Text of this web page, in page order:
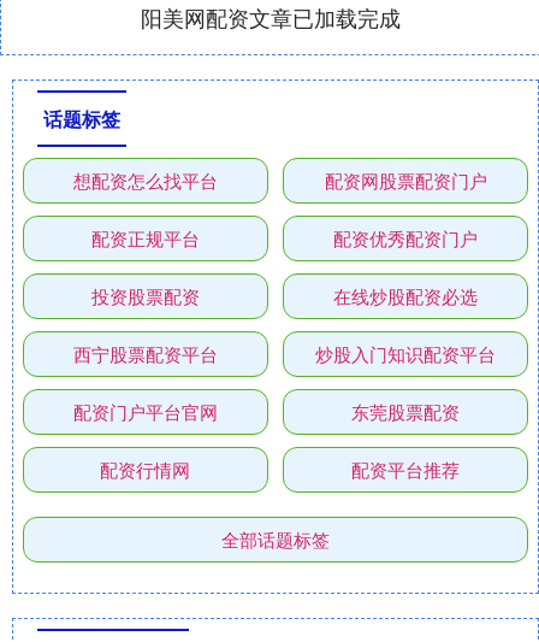
阳美网配资文章已加载完成
话题标签
想配资怎么找平台 配资网股票配资门户
配资正规平台 配资优秀配资门户
投资股票配资 在线炒股配资必选
西宁股票配资平台 炒股入门知识配资平台
配资门户平台官网 东莞股票配资
配资行情网 配资平台推荐
全部话题标签